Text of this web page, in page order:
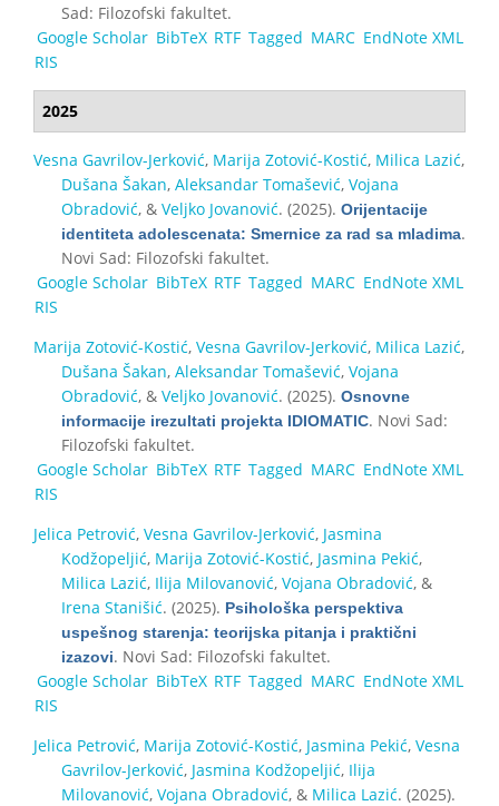
Sad: Filozofski fakultet.
Google Scholar BibTeX RTF Tagged MARC EndNote XML
RIS
2025
Vesna Gavrilov-Jerković, Marija Zotović-Kostić, Milica Lazić,
Dušana Šakan, Aleksandar Tomašević, Vojana
Obradović, & Veljko Jovanović. (2025). Orijentacije
identiteta adolescenata: Smernice za rad sa mladima.
Novi Sad: Filozofski fakultet.
Google Scholar BibTeX RTF Tagged MARC EndNote XML
RIS
Marija Zotović-Kostić, Vesna Gavrilov-Jerković, Milica Lazić,
Dušana Šakan, Aleksandar Tomašević, Vojana
Obradović, & Veljko Jovanović. (2025). Osnovne
informacije irezultati projekta IDIOMATIC. Novi Sad:
Filozofski fakultet.
Google Scholar BibTeX RTF Tagged MARC EndNote XML
RIS
Jelica Petrović, Vesna Gavrilov-Jerković, Jasmina
Kodžopeljić, Marija Zotović-Kostić, Jasmina Pekić,
Milica Lazić, Ilija Milovanović, Vojana Obradović, &
Irena Stanišić. (2025). Psihološka perspektiva
uspešnog starenja: teorijska pitanja i praktični
izazovi. Novi Sad: Filozofski fakultet.
Google Scholar BibTeX RTF Tagged MARC EndNote XML
RIS
Jelica Petrović, Marija Zotović-Kostić, Jasmina Pekić, Vesna
Gavrilov-Jerković, Jasmina Kodžopeljić, Ilija
Milovanović, Vojana Obradović, & Milica Lazić. (2025).